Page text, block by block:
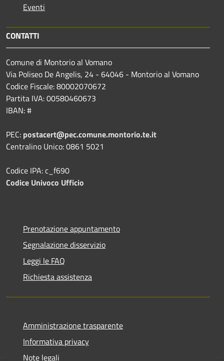
Eventi
CONTATTI
Comune di Montorio al Vomano
Via Poliseo De Angelis, 24 - 64046 - Montorio al Vomano
Codice Fiscale: 80002070672
Partita IVA: 00580460673
IBAN: #
PEC: postacert@pec.comune.montorio.te.it
Centralino Unico: 0861 5021
Codice IPA: c_f690
Codice Univoco Ufficio
Prenotazione appuntamento
Segnalazione disservizio
Leggi le FAQ
Richiesta assistenza
Amministrazione trasparente
Informativa privacy
Note legali